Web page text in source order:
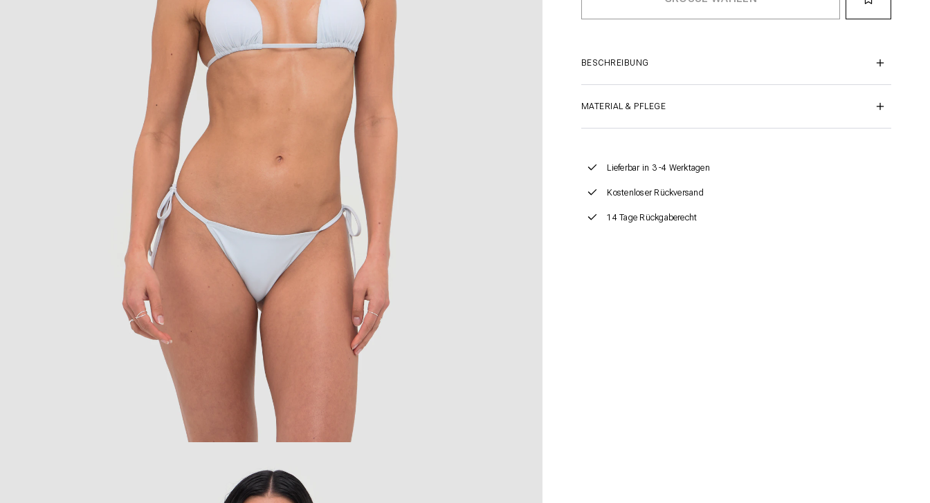
BESCHREIBUNG
MATERIAL & PFLEGE
Lieferbar in 3 -4 Werktagen
Kostenloser Rückversand
14 Tage Rückgaberecht